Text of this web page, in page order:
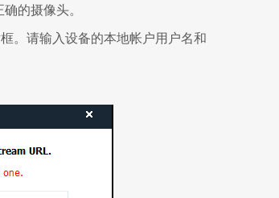
的摄像头。
。请输入设备的本地帐户用户名和